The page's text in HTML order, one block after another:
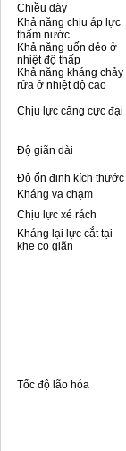
Chiều dày
Khả năng chịu áp lực
thấm nước
Khả năng uốn dẻo ở
nhiệt độ thấp
Khả năng kháng chảy
rửa ở nhiệt dộ cao
Chịu lực căng cực đại
Độ giãn dài
Độ ổn định kích thước
Kháng va chạm
Chịu lực xé rách
Kháng lại lực cắt tại
khe co giãn
Tốc độ lão hóa